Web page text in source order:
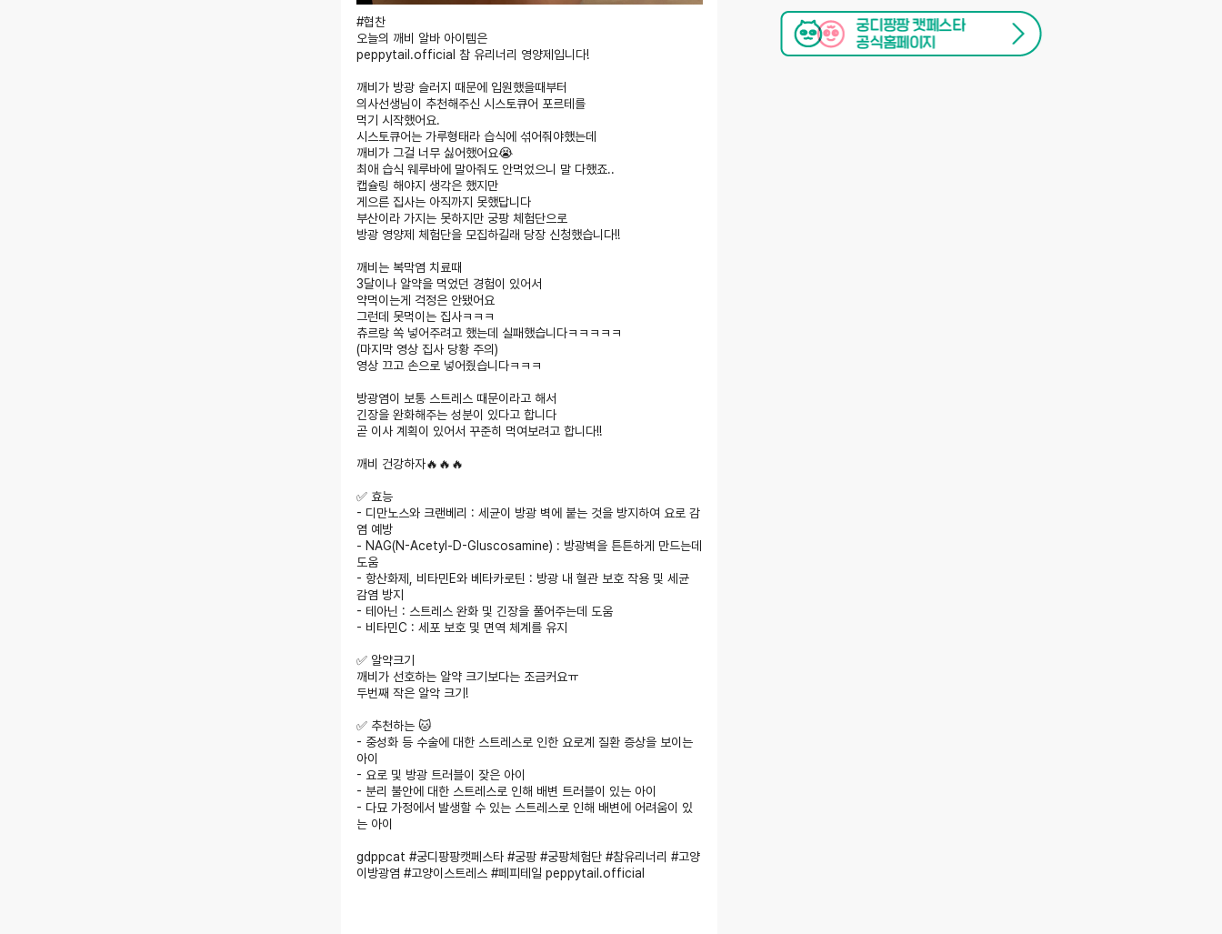
#협찬
오늘의 깨비 알바 아이템은
peppytail.official 참 유리너리 영양제입니다!
깨비가 방광 슬러지 때문에 입원했을때부터
의사선생님이 추천해주신 시스토큐어 포르테를
먹기 시작했어요.
시스토큐어는 가루형태라 습식에 섞어줘야했는데
깨비가 그걸 너무 싫어했어요😭
최애 습식 웨루바에 말아줘도 안먹었으니 말 다했죠..
캡슐링 해야지 생각은 했지만
게으른 집사는 아직까지 못했답니다
부산이라 가지는 못하지만 궁팡 체험단으로
방광 영양제 체험단을 모집하길래 당장 신청했습니다!!
깨비는 복막염 치료때
3달이나 알약을 먹었던 경험이 있어서
약먹이는게 걱정은 안됐어요
그런데 못먹이는 집사ㅋㅋㅋ
츄르랑 쏙 넣어주려고 했는데 실패했습니다ㅋㅋㅋㅋㅋ
(마지막 영상 집사 당황 주의)
영상 끄고 손으로 넣어줬습니다ㅋㅋㅋ
방광염이 보통 스트레스 때문이라고 해서
긴장을 완화해주는 성분이 있다고 합니다
곧 이사 계획이 있어서 꾸준히 먹여보려고 합니다!!
깨비 건강하자🔥🔥🔥
✅ 효능
- 디만노스와 크랜베리 : 세균이 방광 벽에 붙는 것을 방지하여 요로 감
염 예방
- NAG(N-Acetyl-D-Gluscosamine) : 방광벽을 튼튼하게 만드는데
도움
- 항산화제, 비타민E와 베타카로틴 : 방광 내 혈관 보호 작용 및 세균
감염 방지
- 테아닌 : 스트레스 완화 및 긴장을 풀어주는데 도움
- 비타민C : 세포 보호 및 면역 체계를 유지
✅ 알약크기
깨비가 선호하는 알약 크기보다는 조금커요ㅠ
두번째 작은 알악 크기!
✅ 추천하는 🐱
- 중성화 등 수술에 대한 스트레스로 인한 요로계 질환 증상을 보이는
아이
- 요로 및 방광 트러블이 잦은 아이
- 분리 불안에 대한 스트레스로 인해 배변 트러블이 있는 아이
- 다묘 가정에서 발생할 수 있는 스트레스로 인해 배변에 어려움이 있
는 아이
gdppcat #궁디팡팡캣페스타 #궁팡 #궁팡체험단 #참유리너리 #고양
이방광염 #고양이스트레스 #페피테일 peppytail.official